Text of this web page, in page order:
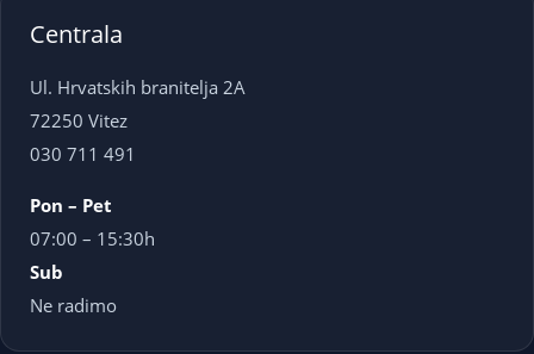
Centrala
Ul. Hrvatskih branitelja 2A
72250 Vitez
030 711 491
Pon – Pet
07:00 – 15:30h
Sub
Ne radimo